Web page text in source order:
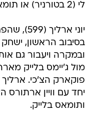
לי (2 בטורניר) או תומאס בלייק.
יוני
ובמקרה ויעבור גם
פוקארק הצ'כי.
יחד עם וויין ארתורס
ותומאס בלייק.